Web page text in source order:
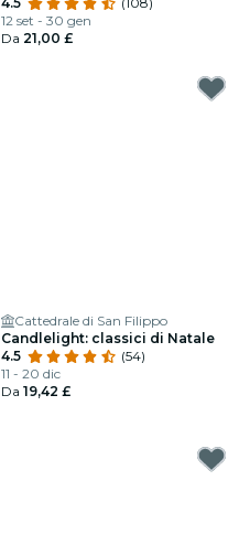
12 set - 30 gen
Da 21,00 £
Cattedrale di San Filippo
Candlelight: classici di Natale
4.5
(54)
11 - 20 dic
Da 19,42 £